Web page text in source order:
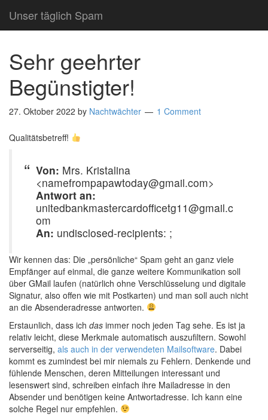
Unser täglich Spam
Sehr geehrter
Begünstigter!
27. Oktober 2022 by Nachtwächter 1 Comment
Qualitätsbetreff!
Von: Mrs. Kristalina
<namefrompapawtoday@gmail.com>
Antwort an:
unitedbankmastercardofficetg11@gmail.c
om
An: undisclosed-recipients: ;
Wir kennen das: Die „persönliche“ Spam geht an ganz viele
Empfänger auf einmal, die ganze weitere Kommunikation soll
über GMail laufen (natürlich ohne Verschlüsselung und digitale
Signatur, also offen wie mit Postkarten) und man soll auch nicht
an die Absenderadresse antworten.
Erstaunlich, dass ich das immer noch jeden Tag sehe. Es ist ja
relativ leicht, diese Merkmale automatisch auszufiltern. Sowohl
serverseitig, als auch in der verwendeten Mailsoftware. Dabei
kommt es zumindest bei mir niemals zu Fehlern. Denkende und
fühlende Menschen, deren Mitteilungen interessant und
lesenswert sind, schreiben einfach ihre Mailadresse in den
Absender und benötigen keine Antwortadresse. Ich kann eine
solche Regel nur empfehlen.